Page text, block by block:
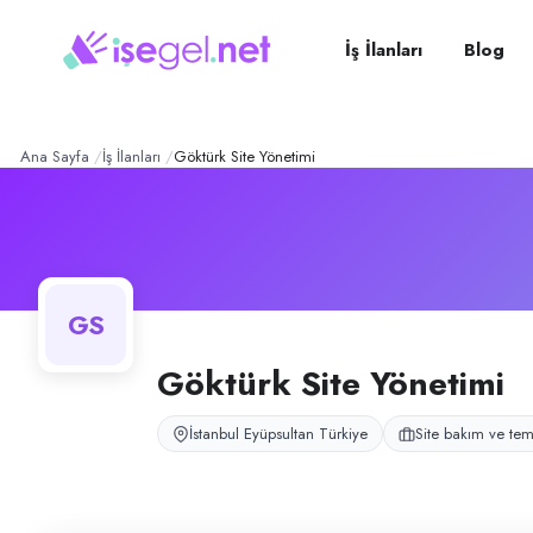
Site Yönetimi –
Göktürk Site Yönetimi, Eyüpsultan, İstanbul bölgesinde site bakım ve
pozisyonlar
Temizlik Personeli
İş İlanları Blog
Ana Sayfa İş İlanları Göktürk Site Yönetimi
GS
Göktürk Site Yönetimi
İstanbul Eyüpsultan Türkiye Site bakım ve